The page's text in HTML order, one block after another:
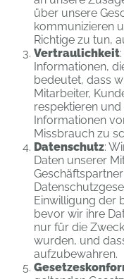
über unsere
kommunizieren
Richtige zu tun,
Vertraulichkeit
Informationen,
bedeutet, dass
Mitarbeiter,
respektieren
Informationen
Missbrauch zu
Datenschutz:
Daten unserer
Einwilligung der
bevor wir ihre
nur für die
wurden, und
aufzubewahren.